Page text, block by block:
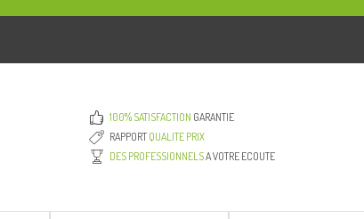
100% SATISFACTION GARANTIE
RAPPORT QUALITE PRIX
DES PROFESSIONNELSA VOTRE ECOUTE